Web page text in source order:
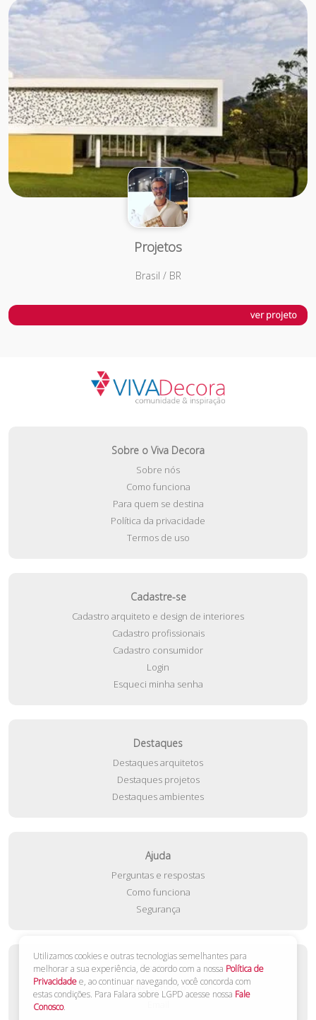
Projetos
Brasil / BR
ver projeto
Sobre o Viva Decora
Sobre nós
Como funciona
Para quem se destina
Política da privacidade
Termos de uso
Cadastre-se
Cadastro arquiteto e design de interiores
Cadastro profissionais
Cadastro consumidor
Login
Esqueci minha senha
Destaques
Destaques arquitetos
Destaques projetos
Destaques ambientes
Ajuda
Perguntas e respostas
Como funciona
Segurança
Contato
Fale conosco
Utilizamos cookies e outras tecnologias semelhantes para
melhorar a sua experiência, de acordo com a nossa Política de
Privacidadee, ao continuar navegando, você concorda com
estas condições. Para Falara sobre LGPD acesse nossa Fale
Conosco.